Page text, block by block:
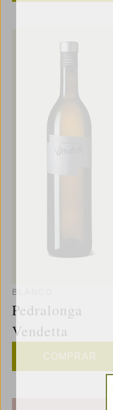
BLANCO
Pedralonga
Vendetta
COMPRAR